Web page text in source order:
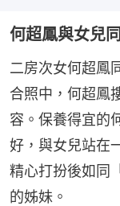
何超鳳與女兒
二房次女何超鳳
合照中，何超鳳
容。保養得宜的
好，與女兒站在
精心打扮後如同
的姊妹。